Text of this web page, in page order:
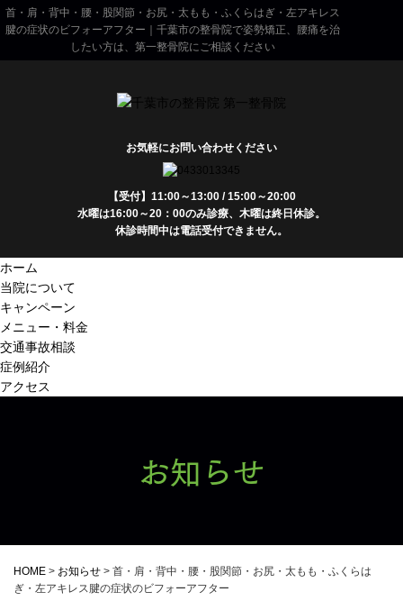
首・肩・背中・腰・股関節・お尻・太もも・ふくらはぎ・左アキレス
腱の症状のビフォーアフター｜千葉市の整骨院で姿勢矯正、腰痛を治
したい方は、第一整骨院にご相談ください
お気軽にお問い合わせください
【受付】11:00～13:00 / 15:00～20:00
水曜は16:00～20：00のみ診療、木曜は終日休診。
休診時間中は電話受付できません。
ホーム
当院について
キャンペーン
メニュー・料金
交通事故相談
症例紹介
アクセス
お知らせ
HOME > お知らせ > 首・肩・背中・腰・股関節・お尻・太もも・ふくらは
ぎ・左アキレス腱の症状のビフォーアフター